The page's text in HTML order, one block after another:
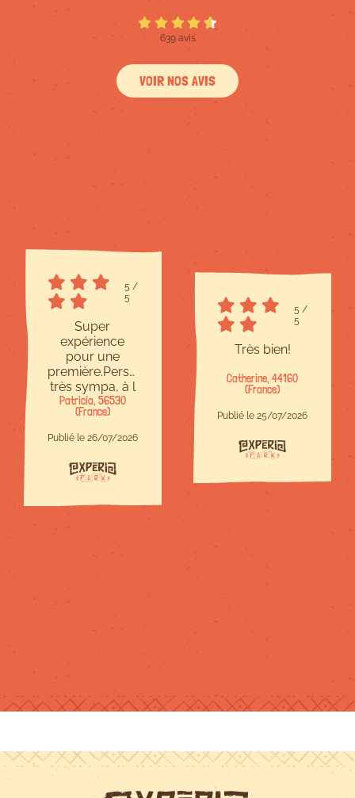
639 avis
VOIR NOS AVIS
5 /
5
Super
expérience
pour une
première.Personnel
très sympa, à l
écoute et
bienveillant.Site
à taille
humaine,c est
parfait.Il y en a
pour tous les
chacun trouve
recommande !
Patricia, 56530
(France)
Publié le 26/07/2026
5 /
5
Très bien!
Catherine, 44160
(France)
Publié le 25/07/2026